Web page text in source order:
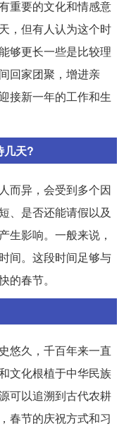
重要的文化和情感意
，但有人认为这个时
够更长一些是比较理
回家团聚，增进亲
接新一年的工作和生
几天?
而异，会受到多个因
、是否还能请假以及
生影响。一般来说，
间。这段时间足够与
的春节。
悠久，千百年来一直
文化根植于中华民族
可以追溯到古代农耕
春节的庆祝方式和习